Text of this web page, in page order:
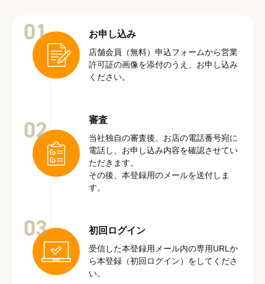
お申し込み
店舗会員（無料）申込フォームから営業
許可証の画像を添付のうえ、お申し込み
ください。
審査
当社独自の審査後、お店の電話番号宛に
電話し、お申し込み内容を確認させてい
ただきます。
その後、本登録用のメールを送付しま
す。
初回ログイン
受信した本登録用メール内の専用URLか
ら本登録（初回ログイン）をしてくださ
い。